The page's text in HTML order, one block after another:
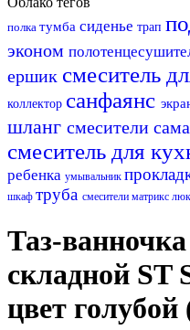
полка тумба сиденье трап
эконом
ершик смеситель
коллектор санфаянс
шланг смесители
смеситель для
ребенка умывальник
шкаф труба смесители матрикс люк
Таз-
складной ST
цвет голубой